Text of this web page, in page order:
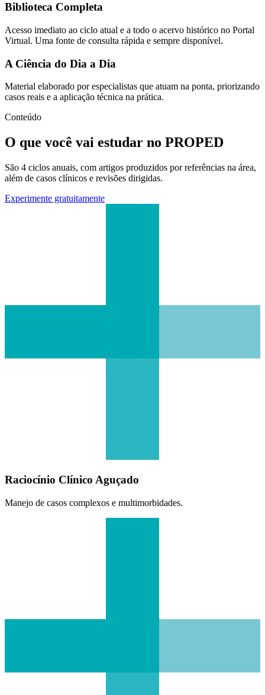
Biblioteca Completa
Acesso imediato ao ciclo atual e a todo o acervo histórico no Portal
Virtual. Uma fonte de consulta rápida e sempre disponível.
A Ciência do Dia a Dia
Material elaborado por especialistas que atuam na ponta, priorizando
casos reais e a aplicação técnica na prática.
Conteúdo
O que você vai estudar no PROPED
São 4 ciclos anuais, com artigos produzidos por referências na área,
além de casos clínicos e revisões dirigidas.
Experimente gratuitamente
Raciocínio Clínico Aguçado
Manejo de casos complexos e multimorbidades.